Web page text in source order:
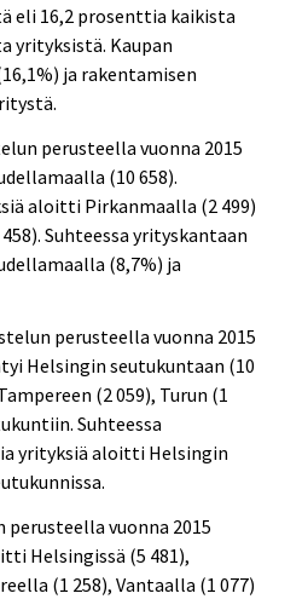
eli 16,2 prosenttia kaikista
yrityksistä. Kaupan
ja rakentamisen
perusteella vuonna 2015
(10 658).
aloitti Pirkanmaalla (2 499)
Suhteessa yrityskantaan
(8,7%) ja
perusteella vuonna 2015
Helsingin seutukuntaan (10
(2 059), Turun (1
Suhteessa
yrityksiä aloitti Helsingin
vuonna 2015
Helsingissä (5 481),
(1 258), Vantaalla (1 077)